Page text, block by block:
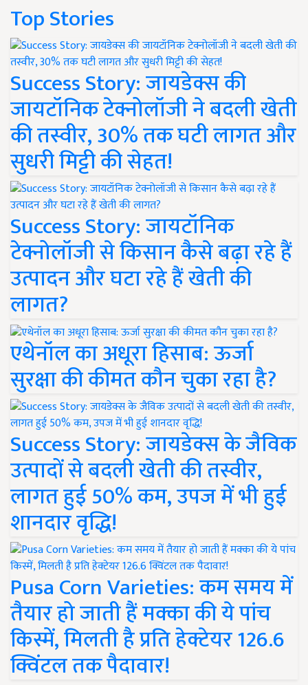
Top Stories
Success Story: जायडेक्स की
जायटॉनिक टेक्नोलॉजी ने बदली खेती
की तस्वीर, 30% तक घटी लागत और
सुधरी मिट्टी की सेहत!
Success Story: जायटॉनिक
टेक्नोलॉजी से किसान कैसे बढ़ा रहे हैं
उत्पादन और घटा रहे हैं खेती की
लागत?
एथेनॉल का अधूरा हिसाब: ऊर्जा
सुरक्षा की कीमत कौन चुका रहा है?
Success Story: जायडेक्स के जैविक
उत्पादों से बदली खेती की तस्वीर,
लागत हुई 50% कम, उपज में भी हुई
शानदार वृद्धि!
Pusa Corn Varieties: कम समय में
तैयार हो जाती हैं मक्का की ये पांच
किस्में, मिलती है प्रति हेक्टेयर 126.6
क्विंटल तक पैदावार!